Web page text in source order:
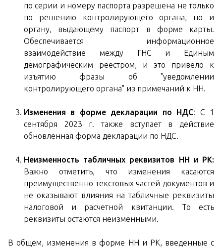
по серии и номеру паспорта разрешена не только
по решению контролирующего органа, но и
органу, выдающему паспорт в форме карты.
Обеспечивается информационное
взаимодействие между ГНС и Единым
демографическим реестром, и это привело к
изъятию фразы об "уведомлении
контролирующего органа" из примечаний к НН.
Изменения в форме декларации по НДС: С 1
сентября 2023 г. также вступает в действие
обновленная форма декларации по НДС.
Неизменность табличных реквизитов НН и РК:
Важно отметить, что изменения касаются
преимущественно текстовых частей документов и
не оказывают влияния на табличные реквизиты
налоговой и расчетной квитанции. То есть
реквизиты остаются неизменными.
В общем, изменения в форме НН и РК, введенные с